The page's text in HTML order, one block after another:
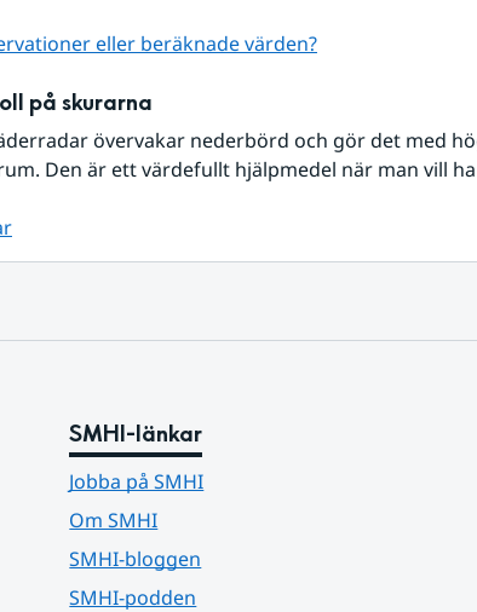
eller beräknade värden?
på skurarna
övervakar nederbörd och gör det med
Den är ett värdefullt hjälpmedel när man vill
SMHI-länkar
Jobba på SMHI
Om SMHI
SMHI-bloggen
SMHI-podden